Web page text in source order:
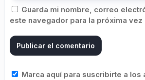
Guarda mi nombre, correo
este navegador para la próxima vez
Marca aquí para suscribirte a los